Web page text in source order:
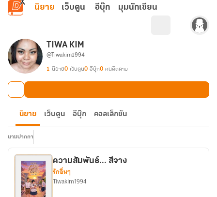
ข้ามไปยังเนื้อหาหลัก
นิยาย เว็บตูน อีบุ๊ก มุมนักเขียน
TIWA KIM
@Tiwakim1994
1 นิยาย0 เว็บตูน0 อีบุ๊ก0 คนติดตาม
นิยาย เว็บตูน อีบุ๊ก คอลเล็กชัน
นามปากกา
ความสัมพันธ์... สีจาง
รักอื่นๆ
Tiwakim1994